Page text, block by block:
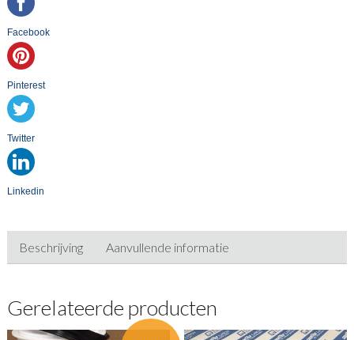
Facebook
Pinterest
Twitter
Linkedin
Beschrijving Aanvullende informatie
Gerelateerde producten